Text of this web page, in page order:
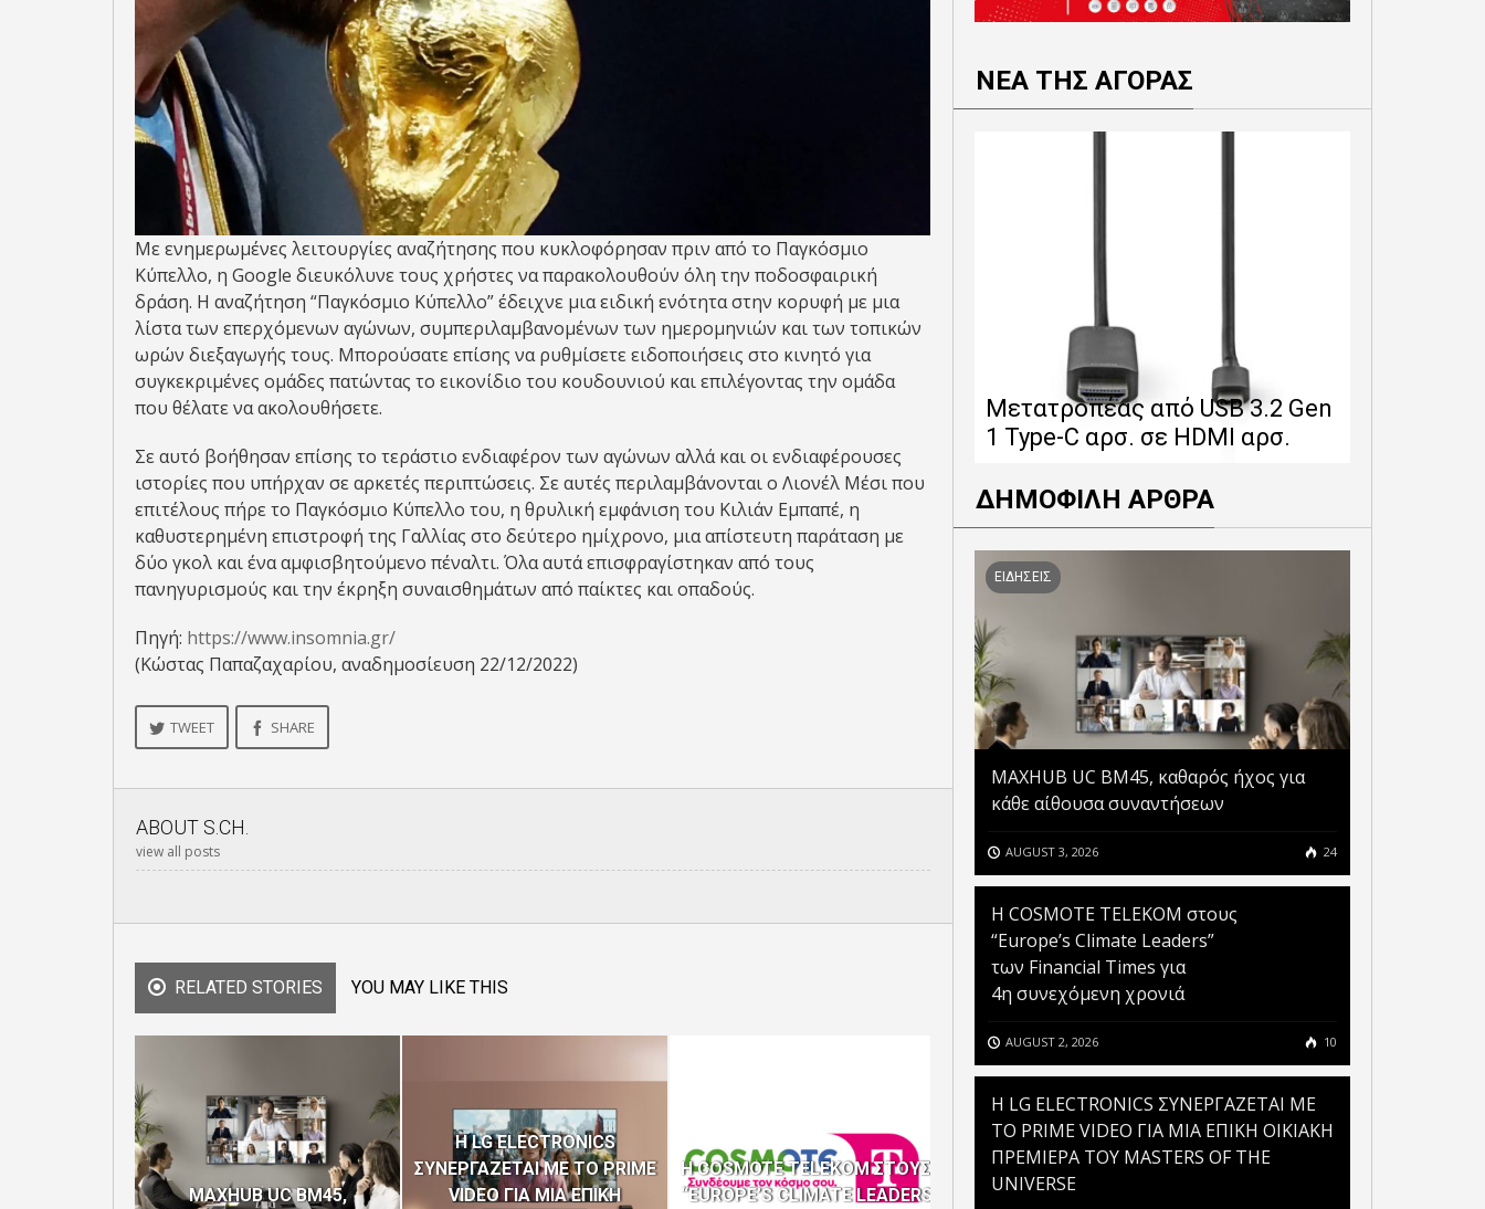
Με ενημερωμένες λειτουργίες αναζήτησης που κυκλοφόρησαν πριν από το Παγκόσμιο
Κύπελλο, η Google διευκόλυνε τους χρήστες να παρακολουθούν όλη την ποδοσφαιρική
δράση. Η αναζήτηση “Παγκόσμιο Κύπελλο” έδειχνε μια ειδική ενότητα στην κορυφή με μια
λίστα των επερχόμενων αγώνων, συμπεριλαμβανομένων των ημερομηνιών και των τοπικών
ωρών διεξαγωγής τους. Μπορούσατε επίσης να ρυθμίσετε ειδοποιήσεις στο κινητό για
συγκεκριμένες ομάδες πατώντας το εικονίδιο του κουδουνιού και επιλέγοντας την ομάδα
που θέλατε να ακολουθήσετε.
Σε αυτό βοήθησαν επίσης το τεράστιο ενδιαφέρον των αγώνων αλλά και οι ενδιαφέρουσες
ιστορίες που υπήρχαν σε αρκετές περιπτώσεις. Σε αυτές περιλαμβάνονται ο Λιονέλ Μέσι που
επιτέλους πήρε το Παγκόσμιο Κύπελλο του, η θρυλική εμφάνιση του Κιλιάν Εμπαπέ, η
καθυστερημένη επιστροφή της Γαλλίας στο δεύτερο ημίχρονο, μια απίστευτη παράταση με
δύο γκολ και ένα αμφισβητούμενο πέναλτι. Όλα αυτά επισφραγίστηκαν από τους
πανηγυρισμούς και την έκρηξη συναισθημάτων από παίκτες και οπαδούς.
Πηγή: https://www.insomnia.gr/
(Κώστας Παπαζαχαρίου, αναδημοσίευση 22/12/2022)
TWEET SHARE
ABOUT S.CH.
view all posts
RELATED STORIES YOU MAY LIKE THIS
MAXHUB UC BM45,
H LG ELECTRONICS
ΣΥΝΕΡΓΑΖΕΤΑΙ ΜΕ ΤΟ PRIME
VIDEO ΓΙΑ ΜΙΑ ΕΠΙΚΗ
Η COSMOTE TELEKOM ΣΤΟΥΣ
“EUROPE’S CLIMATE LEADERS”
MESSENGER ΘΕΤΟΥΝ ΣΕ
ΛΕΙΤΟΥΡΓΙΑ ΜΙΑ
ΠΡΟΣΩΠΟΠΟΙΗΜΕΝΗ ΚΑΙ
ΕΝΙΑΙΑ ΕΜΠΕΙΡΙΑ
REVOLUT ΚΑΙ OPENAI
ΝΕΑ ΤΗΣ ΑΓΟΡΑΣ
Μετατροπέας από USB 3.2 Gen
1 Type-C αρσ. σε HDMI αρσ.
ΔΗΜΟΦΙΛΗ ΑΡΘΡΑ
ΕΙΔΗΣΕΙΣ
MAXHUB UC BM45, καθαρός ήχος για
κάθε αίθουσα συναντήσεων
AUGUST 3, 2026 24
Η COSMOTE TELEKOM στους
“Europe’s Climate Leaders”
των Financial Times για
4η συνεχόμενη χρονιά
AUGUST 2, 2026 10
H LG ELECTRONICS ΣΥΝΕΡΓΑΖΕΤΑΙ ΜΕ
ΤΟ PRIME VIDEO ΓΙΑ ΜΙΑ ΕΠΙΚΗ ΟΙΚΙΑΚΗ
ΠΡΕΜΙΕΡΑ ΤΟΥ MASTERS OF THE
UNIVERSE